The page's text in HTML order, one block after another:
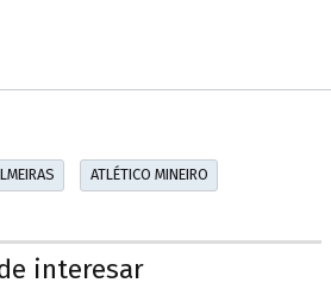
ATLÉTICO MINEIRO
interesar